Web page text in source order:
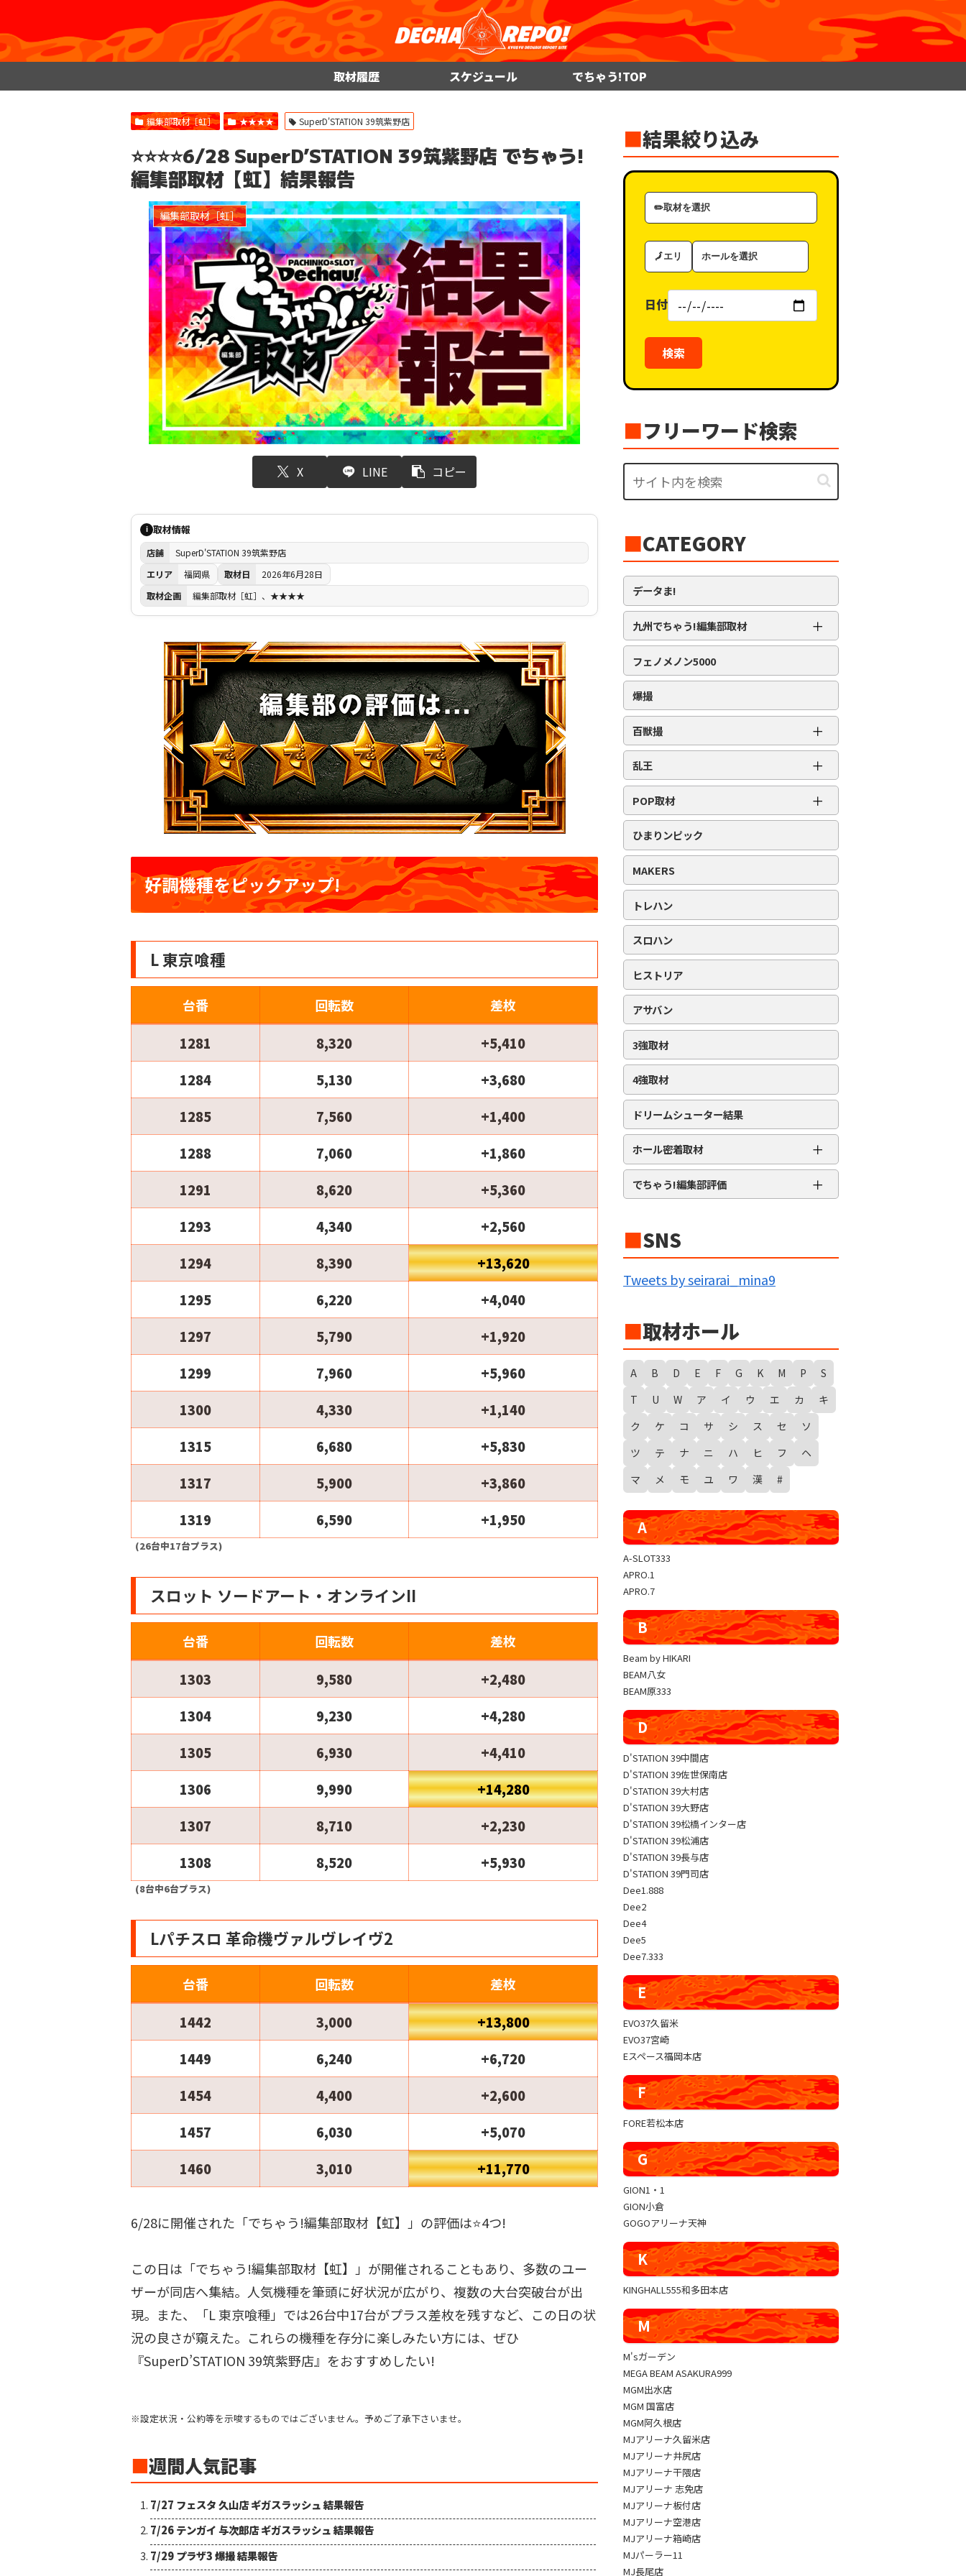
取材履歴 スケジュール でちゃう!TOP
編集部取材［虹］ ★★★★ SuperD'STATION 39筑紫野店
⭐️⭐️⭐️⭐️6/28 SuperD’STATION 39筑紫野店 でちゃう!
編集部取材【虹】結果報告
編集部取材［虹］
X LINE コピー
i 取材情報
店舗
SuperD'STATION 39筑紫野店
エリア
福岡県 取材日
2026年6月28日
取材企画
編集部取材［虹］、★★★★
好調機種をピックアップ!
L 東京喰種
台番 回転数 差枚
1281 8,320
+5,410
1284
5,130
+3,680
1285
7,560
+1,400
1288
7,060
+1,860
1291
8,620
+5,360
1293
4,340
+2,560
1294
8,390
+13,620
1295
6,220
+4,040
1297
5,790
+1,920
1299
7,960
+5,960
1300
4,330
+1,140
1315
6,680
+5,830
1317
5,900
+3,860
1319
6,590 +1,950
(26台中17台プラス)
スロット ソードアート・オンラインII
台番 回転数 差枚
1303 9,580
+2,480
1304
9,230
+4,280
1305
6,930
+4,410
1306
9,990
+14,280
1307
8,710
+2,230
1308
8,520 +5,930
(8台中6台プラス)
Lパチスロ 革命機ヴァルヴレイヴ2
台番 回転数 差枚
1442 3,000
+13,800
1449
6,240
+6,720
1454
4,400
+2,600
1457
6,030
+5,070
1460
3,010 +11,770
6/28に開催された「でちゃう!編集部取材【虹】」の評価は⭐️4つ!
この日は「でちゃう!編集部取材【虹】」が開催されることもあり、多数のユー
ザーが同店へ集結。人気機種を筆頭に好状況が広がり、複数の大台突破台が出
現。また、「L 東京喰種」では26台中17台がプラス差枚を残すなど、この日の状
況の良さが窺えた。これらの機種を存分に楽しみたい方には、ぜひ
『SuperD’STATION 39筑紫野店』をおすすめしたい!
※設定状況・公約等を示唆するものではございません。予めご了承下さいませ。
■週間人気記事
7/27 フェスタ 久山店 ギガスラッシュ 結果報告
7/26 テンガイ 与次郎店 ギガスラッシュ 結果報告
7/29 プラザ3 爆撮 結果報告
■結果絞り込み
取
材
ゴ
ー
エ
リ
ホ
ー
（タ
グ）
日付
検索
■フリーワード検索
■CATEGORY
データま!
九州でちゃう!編集部取材 ＋
編集部取材［ダイヤ］
編集部取材［金］
編集部取材［スロット対象機種アリ］
フェノメノン5000
爆撮
百獣撮 ＋
百獣撮-改-［ライオン］
百獣撮［ゴリラ］
百獣撮-改-［ゴリラ］
百獣撮［ゾウ］
乱王 ＋
スロット乱王
パチンコ乱王
POP取材 ＋
周年番付
POP番付
PICK番付
ひまりンピック
MAKERS
トレハン
スロハン
ヒストリア
アサバン
3強取材
4強取材
ドリームシューター結果
ホール密着取材 ＋
APRO流星群取材
三大天
久留米ジャック
BIG BANG
回胴の極意
WANTED WONDERLAND
ギガスラッシュ
超ギガスラッシュ
新春スタートダッシュ取材
GRAND WARS-新店実践録-
SUGEEEEEEE!
ギャラクシー取材
グランドクラッシュ
トリプルユニオン
天極
玉屋共闘取材
SHOW TIME取材
聖域取材
戸畑クエスト
YUKO LUCKY×FACE 共闘取材
ヴァルヴレイヴ編集部一斉調査
三共闘取材
熊本の陣
協力取材
ゼッパチ取材
でちゃう!編集部評価 ＋
★★★★
★★★
★★
■SNS
Tweets by seirarai_mina9
■取材ホール
A B D E F G K M P
S
T
U W ア イ ウ エ カ
キ
ク
ケ コ サ シ ス セ
ソ
ツ
テ ナ ニ ハ ヒ フ
ヘ
マ
メ モ ユ ワ 漢 #
A
A-SLOT333
APRO.1
APRO.7
B
Beam by HIKARI
BEAM八女
BEAM原333
D
D'STATION 39中間店
D'STATION 39佐世保南店
D'STATION 39大村店
D'STATION 39大野店
D'STATION 39松橋インター店
D'STATION 39松浦店
D'STATION 39長与店
D'STATION 39門司店
Dee1.888
Dee2
Dee4
Dee5
Dee7.333
E
EVO37久留米
EVO37宮崎
Eスペース福岡本店
F
FORE若松本店
G
GION1・1
GION小倉
GOGOアリーナ天神
K
KINGHALL555和多田本店
M
M'sガーデン
MEGA BEAM ASAKURA999
MGM出水店
MGM 国富店
MGM阿久根店
MJアリーナ久留米店
MJアリーナ井尻店
MJアリーナ干隈店
MJアリーナ 志免店
MJアリーナ板付店
MJアリーナ空港店
MJアリーナ箱崎店
MJパーラー11
MJ長尾店